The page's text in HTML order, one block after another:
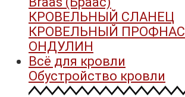
КРОВЕЛЬНЫЙ СЛАНЕЦ
КРОВЕЛЬНЫЙ
ОНДУЛИН
Всё для кровли
Обустройство кровли